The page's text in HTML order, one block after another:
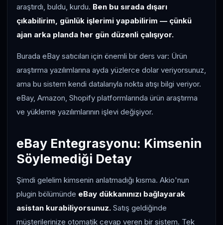
araştırdı, buldu, kurdu. Ben bu sırada dışarı
çıkabilirim, günlük işlerimi yapabilirim — çünkü
ajan arka planda her gün düzenli çalışıyor.
Burada eBay satıcıları için önemli bir ders var: Ürün
araştırma yazılımlarına ayda yüzlerce dolar veriyorsunuz,
ama bu sistem kendi datalarıyla nokta atışı bilgi veriyor.
eBay, Amazon, Shopify platformlarında ürün araştırma
ve yükleme yazılımlarının işlevi değişiyor.
eBay Entegrasyonu: Kimsenin
Söylemediği Detay
Şimdi gelelim kimsenin anlatmadığı kısma. Akio'nun
plugin bölümünde eBay dükkanınızı bağlayarak
asistan kurabiliyorsunuz. Satış geldiğinde
müşterilerinize otomatik cevap veren bir sistem. Tek